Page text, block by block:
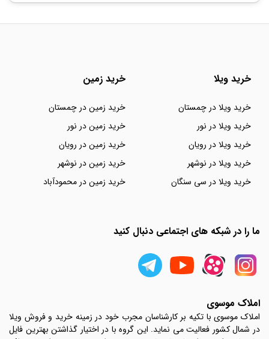
خرید ویلا
خرید ویلا در چمستان
خرید ویلا در نور
خرید ویلا در رویان
خرید ویلا در نوشهر
خرید ویلا در سی سنگان
خرید زمین
خرید زمین در چمستان
خرید زمین در نور
خرید زمین در رویان
خرید زمین در نوشهر
خرید زمین در محمودآباد
ما را در شبکه های اجتماعی دنبال کنید
املاک موسوی
املاک موسوی با تکیه بر کارشناسان مجرب خود در زمینه خرید و فروش ویلا
در شمال کشور فعالیت می نماید. این گروه با در اختیار گذاشتن بهترین فایل